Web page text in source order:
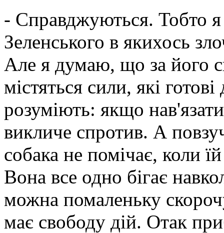
- Справджуються. Тобто
Зеленського в якихось
Але я думаю, що за його
містяться сили, які
розуміють: якщо
викличе спротив. А
собака не помічає, коли
Вона все одно бігає
можна помаленьку
має свободу дій. Отак